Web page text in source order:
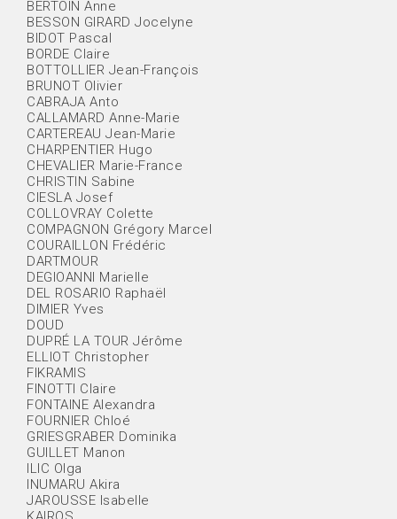
BERTOIN Anne
BESSON GIRARD Jocelyne
BIDOT Pascal
BORDE Claire
BOTTOLLIER Jean-François
BRUNOT Olivier
CABRAJA Anto
CALLAMARD Anne-Marie
CARTEREAU Jean-Marie
CHARPENTIER Hugo
CHEVALIER Marie-France
CHRISTIN Sabine
CIESLA Josef
COLLOVRAY Colette
COMPAGNON Grégory Marcel
COURAILLON Frédéric
DARTMOUR
DEGIOANNI Marielle
DEL ROSARIO Raphaël
DIMIER Yves
DOUD
DUPRÉ LA TOUR Jérôme
ELLIOT Christopher
FIKRAMIS
FINOTTI Claire
FONTAINE Alexandra
FOURNIER Chloé
GRIESGRABER Dominika
GUILLET Manon
ILIC Olga
INUMARU Akira
JAROUSSE Isabelle